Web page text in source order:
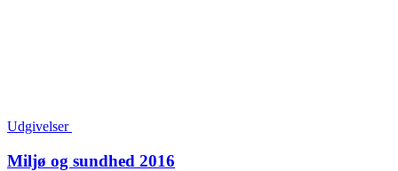
Udgivelser
Miljø og sundhed 2016